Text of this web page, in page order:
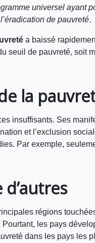
universel ayant
de pauvreté.
a baissé
seuil de pauvreté, soit
la
insuffisants. Ses
et l’exclusion
Par exemple,
régions
les pays
dans les pays les